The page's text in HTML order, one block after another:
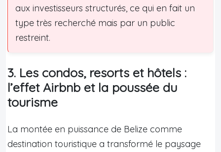
aux investisseurs structurés, ce qui en fait un
type très recherché mais par un public
restreint.
3. Les condos, resorts et hôtels :
l’effet Airbnb et la poussée du
tourisme
La montée en puissance de Belize comme
destination touristique a transformé le paysage